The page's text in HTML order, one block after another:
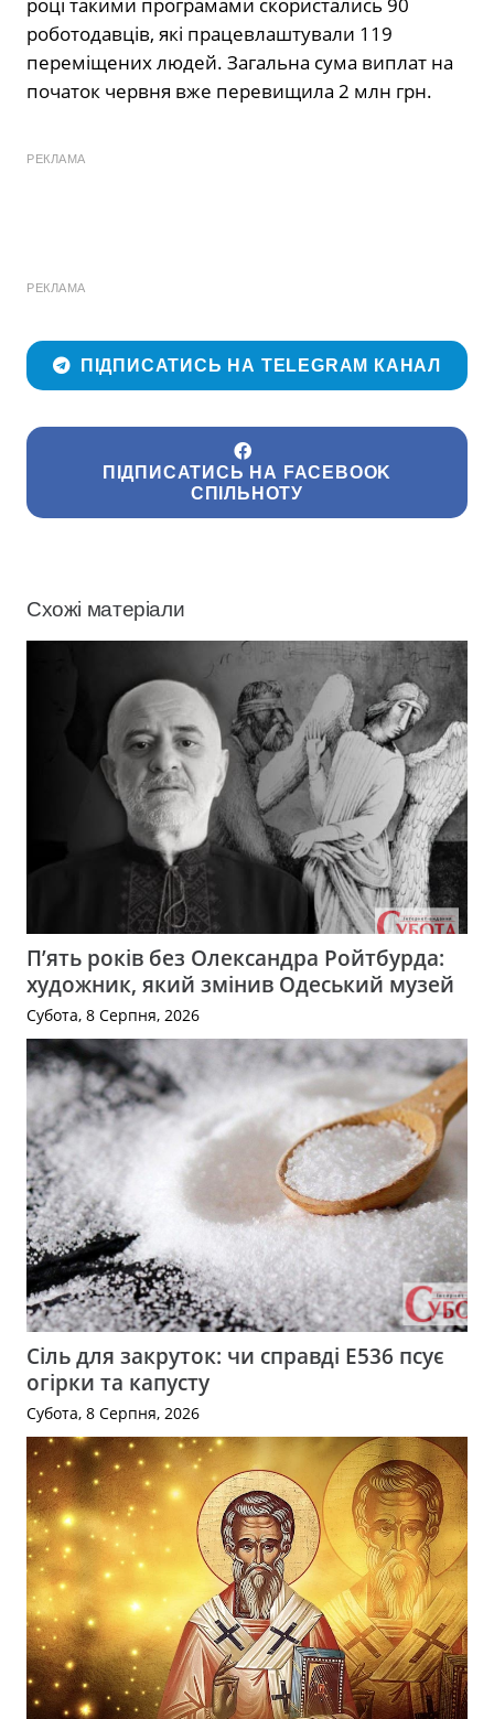
році такими програмами скористались 90
роботодавців, які працевлаштували 119
переміщених людей. Загальна сума виплат на
початок червня вже перевищила 2 млн грн.
РЕКЛАМА
РЕКЛАМА
ПІДПИСАТИСЬ НА TELEGRAM КАНАЛ
ПІДПИСАТИСЬ НА FACEBOOK
СПІЛЬНОТУ
Схожі матеріали
П’ять років без Олександра Ройтбурда:
художник, який змінив Одеський музей
Субота, 8 Серпня, 2026
Сіль для закруток: чи справді Е536 псує
огірки та капусту
Субота, 8 Серпня, 2026